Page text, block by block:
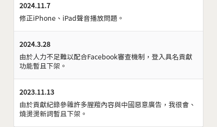
2024.11.7
修正iPhone、iPad聲音播放問題。
2024.3.28
由於人力不足難以配合Facebook審查機制，登入具名貢獻
功能暫且下架。
2023.11.13
由於貢獻紀錄參雜許多腥羶內容與中國惡意廣告，我很會、
燒燙燙新詞暫且下架。